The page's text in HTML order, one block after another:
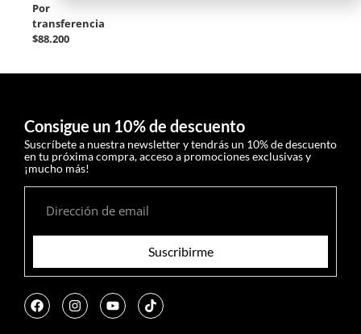
Por
transferencia
$88.200
Consigue un 10% de descuento
Suscríbete a nuestra newsletter y tendrás un 10% de descuento
en tu próxima compra, acceso a promociones exclusivas y
¡mucho más!
Suscribirme